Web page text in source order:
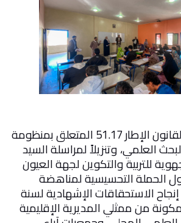
تفعيلاً لمقتضيات القانون الإطار 51.17 المتعلق بمنظومة
العلمي، وتنزيلاً لمراسلة السيد
للتربية والتكوين لجهة العيون
الحملة التحسيسية لمناهضة
الاستحقاقات الإشهادية لسنة
مكونة من ممثلي المديرية الإقليمية